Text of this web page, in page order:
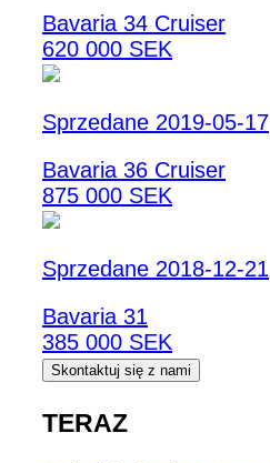
Bavaria 34 Cruiser
620 000 SEK
Sprzedane 2019-05-17
Bavaria 36 Cruiser
875 000 SEK
Sprzedane 2018-12-21
Bavaria 31
385 000 SEK
Skontaktuj się z nami
TERAZ